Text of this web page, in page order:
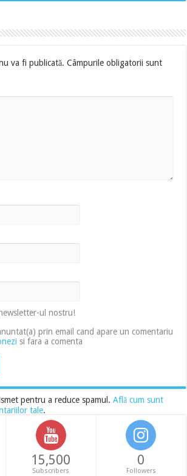
va fi publicată. Câmpurile obligatorii sunt
ul nostru!
prin email cand apare un comentariu
si fara a comenta
pentru a reduce spamul.Află cum sunt
tale.
15,500
Subscribers
0
Followers